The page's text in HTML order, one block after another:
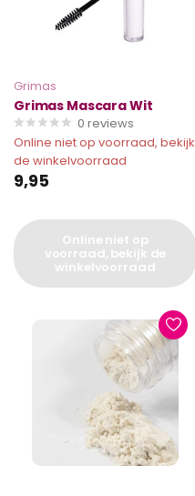
Grimas
Grimas Mascara Wit
0 reviews
Online niet op voorraad, bekijk
de winkelvoorraad
9,95
Online niet op
voorraad, bekijk de
winkelvoorraad